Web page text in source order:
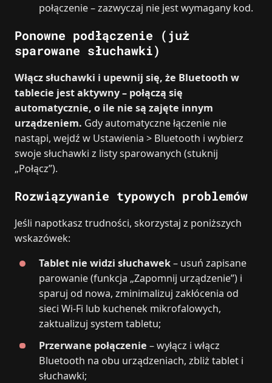
połączenie – zazwyczaj nie jest wymagany kod.
Ponowne podłączenie (już
sparowane słuchawki)
Włącz słuchawki i upewnij się, że Bluetooth w
tablecie jest aktywny – połączą się
automatycznie, o ile nie są zajęte innym
urządzeniem. Gdy automatyczne łączenie nie
nastąpi, wejdź w Ustawienia > Bluetooth i wybierz
swoje słuchawki z listy sparowanych (stuknij
„Połącz”).
Rozwiązywanie typowych problemów
Jeśli napotkasz trudności, skorzystaj z poniższych
wskazówek:
Tablet nie widzi słuchawek– usuń zapisane
parowanie (funkcja „Zapomnij urządzenie”) i
sparuj od nowa, zminimalizuj zakłócenia od
sieci Wi‑Fi lub kuchenek mikrofalowych,
zaktualizuj system tabletu;
Przerwane połączenie – wyłącz i włącz
Bluetooth na obu urządzeniach, zbliż tablet i
słuchawki;